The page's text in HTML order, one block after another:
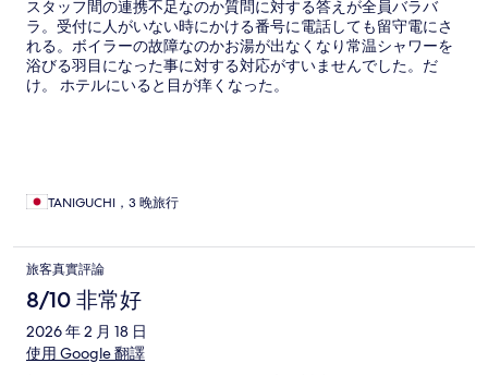
スタッフ間の連携不足なのか質問に対する答えが全員バラバ
ラ。受付に人がいない時にかける番号に電話しても留守電にさ
れる。ボイラーの故障なのかお湯が出なくなり常温シャワーを
浴びる羽目になった事に対する対応がすいませんでした。だ
け。 ホテルにいると目が痒くなった。
TANIGUCHI，3 晚旅行
旅客真實評論
8/10 非常好
2026 年 2 月 18 日
使用 Google 翻譯